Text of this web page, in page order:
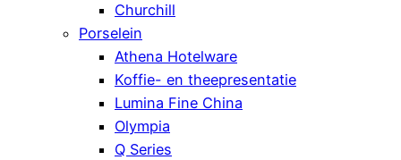
Churchill
Porselein
Athena Hotelware
Koffie- en theepresentatie
Lumina Fine China
Olympia
Q Series